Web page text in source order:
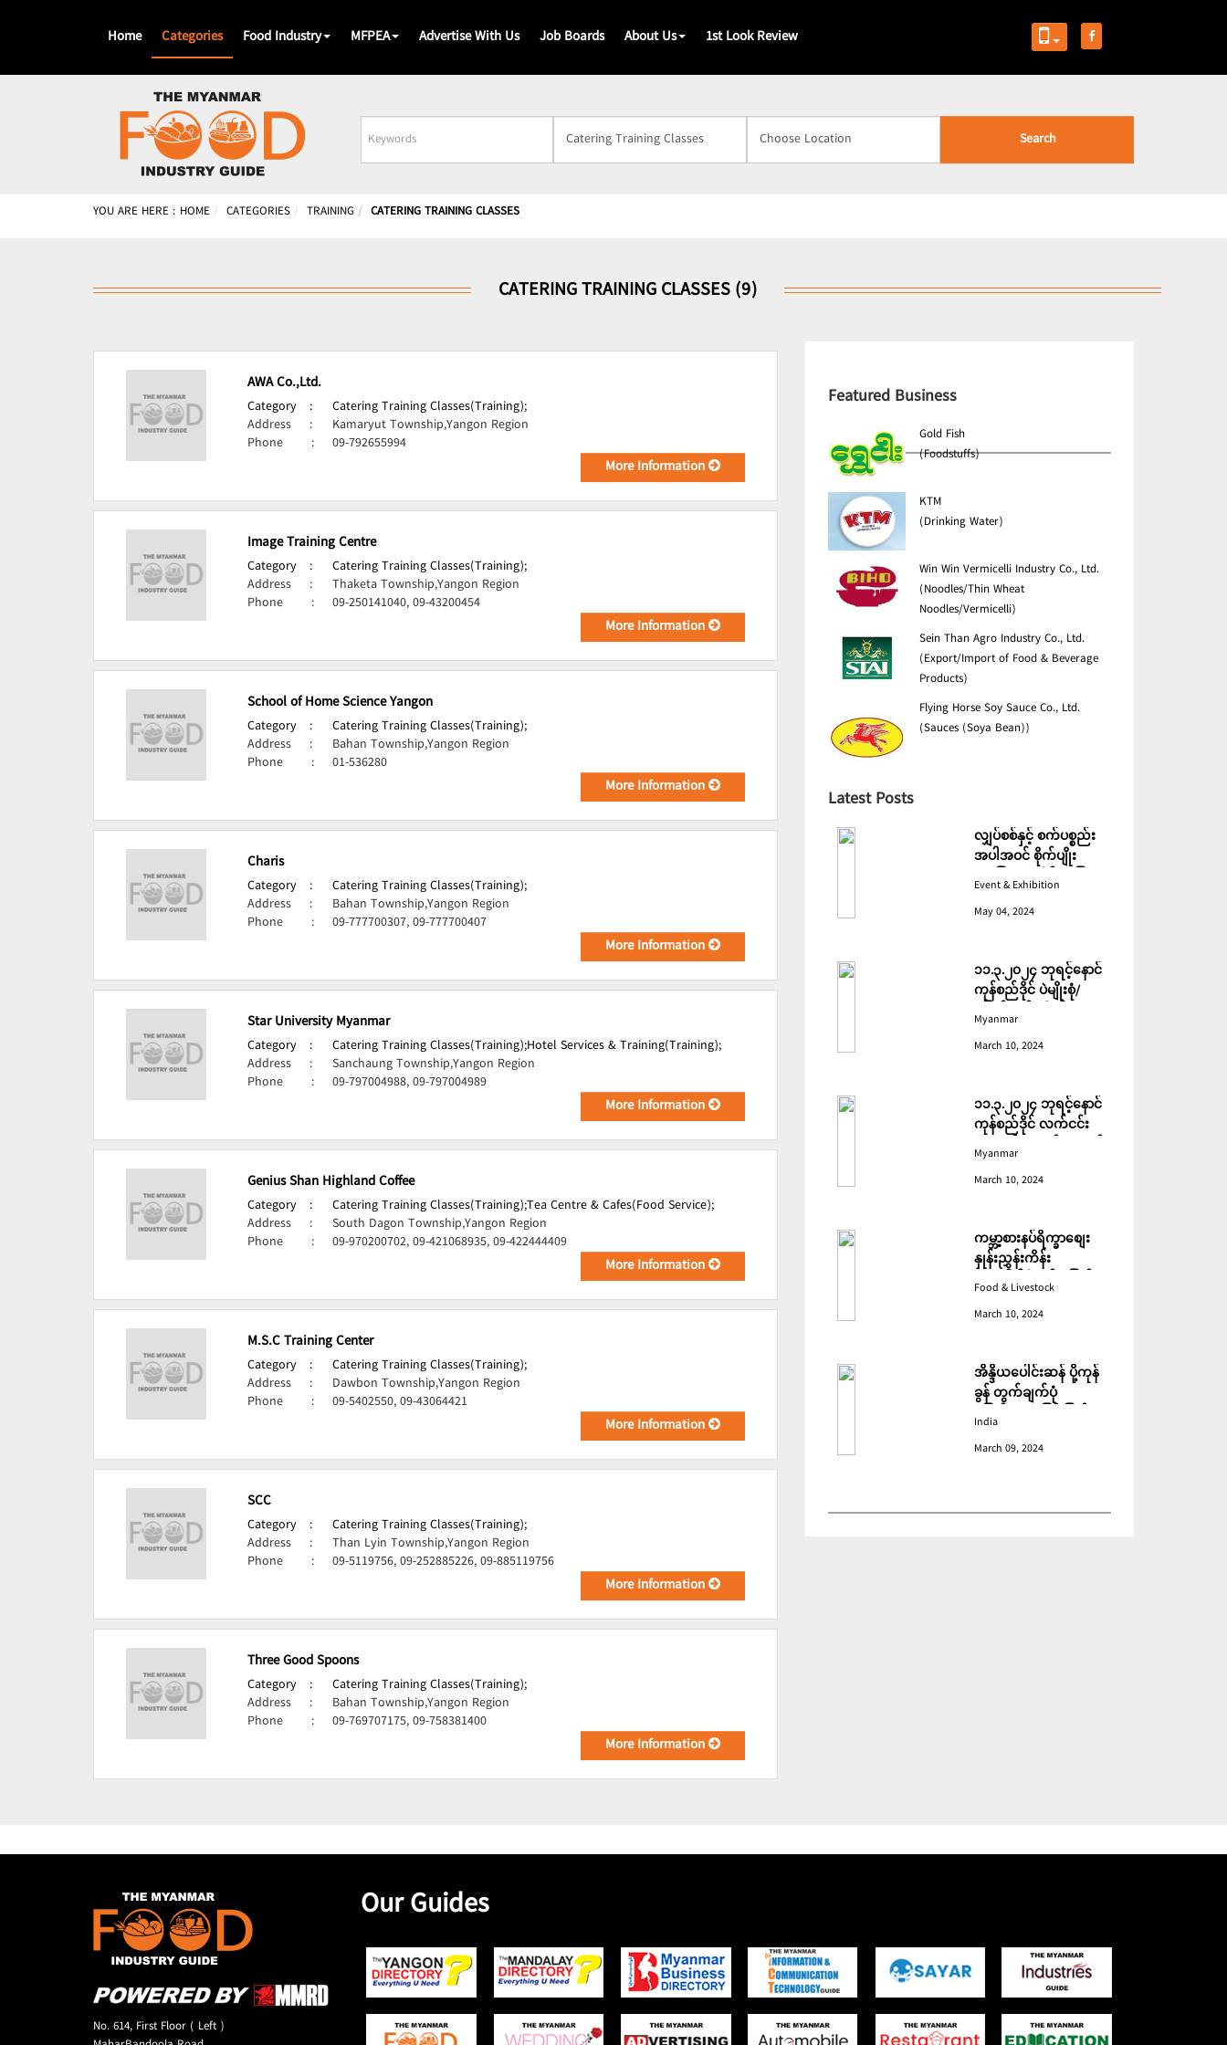
Home Categories Food Industry MFPEA Advertise With Us Job Boards About Us 1st Look Review
Business
Name
Search
YOU ARE HERE : HOME CATEGORIES TRAINING CATERING TRAINING CLASSES
CATERING TRAINING CLASSES (9)
AWA Co.,Ltd.
Category :
Catering Training Classes(Training);
Address
:
Kamaryut Township,Yangon Region
Phone
: 09-792655994
More Information
Image Training Centre
Category :
Catering Training Classes(Training);
Address
:
Thaketa Township,Yangon Region
Phone
: 09-250141040, 09-43200454
More Information
School of Home Science Yangon
Category :
Catering Training Classes(Training);
Address
:
Bahan Township,Yangon Region
Phone
: 01-536280
More Information
Charis
Category :
Catering Training Classes(Training);
Address
:
Bahan Township,Yangon Region
Phone
: 09-777700307, 09-777700407
More Information
Star University Myanmar
Category : Catering Training Classes(Training);Hotel Services & Training(Training);
Address
:
Sanchaung Township,Yangon Region
Phone
: 09-797004988, 09-797004989
More Information
Genius Shan Highland Coffee
Category : Catering Training Classes(Training);Tea Centre & Cafes(Food Service);
Address
:
South Dagon Township,Yangon Region
Phone
: 09-970200702, 09-421068935, 09-422444409
More Information
M.S.C Training Center
Category :
Catering Training Classes(Training);
Address
:
Dawbon Township,Yangon Region
Phone
: 09-5402550, 09-43064421
More Information
SCC
Category :
Catering Training Classes(Training);
Address
:
Than Lyin Township,Yangon Region
Phone
: 09-5119756, 09-252885226, 09-885119756
More Information
Three Good Spoons
Category :
Catering Training Classes(Training);
Address
:
Bahan Township,Yangon Region
Phone
: 09-769707175, 09-758381400
More Information
Featured Business
Gold Fish
(Foodstuffs)
KTM
(Drinking Water)
Win Win Vermicelli Industry Co., Ltd.
(Noodles/Thin Wheat
Noodles/Vermicelli)
Sein Than Agro Industry Co., Ltd.
(Export/Import of Food & Beverage
Products)
Flying Horse Soy Sauce Co., Ltd.
(Sauces (Soya Bean))
Latest Posts
လျှပ်စစ်နှင့် စက်ပစ္စည်း
အပါအဝင် စိုက်ပျိုး
မွေးမြူရေးဆိုင်ရာ ပြပွဲ
Event & Exhibition
May 04, 2024
၁၁.၃.၂၀၂၄ ဘုရင့်နောင်
ကုန်စည်ဒိုင် ပဲမျိုးစုံ/
ပြောင်း/နှမ်းတို့၏ FOB
(USD) ဈေးနှုန်းများ
Myanmar
March 10, 2024
၁၁.၃.၂၀၂၄ ဘုရင့်နောင်
ကုန်စည်ဒိုင် လက်ငင်း
အရောင်းအဝယ်ဈေးနှုန်း
များ
Myanmar
March 10, 2024
ကမ္ဘာ့စားနပ်ရိက္ခာစျေး
နှုန်းညွှန်းကိန်း
ဖေဖော်ဝါရီတွင် ပြောင်း
ဆက်တိုက် ကျဆင်းခဲ့
Food & Livestock
March 10, 2024
အိန္ဒိယပေါင်းဆန် ပို့ကုန်
ခွန် တွက်ချက်ပုံ
ပြောင်းလဲသဖြင့် ပြည်ပမှ
India
March 09, 2024
No. 614, First Floor ( Left )
Our Guides